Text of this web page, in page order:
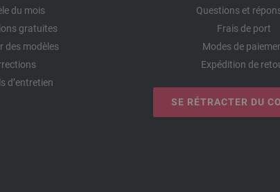
du mois
gratuites
des modèles
d’entretien
Questions et
Frais de port
Modes de
Expédition de
SE RÉTRACTER DU